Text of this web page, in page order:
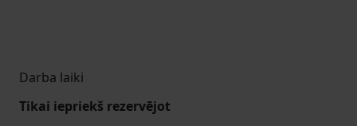
Darba laiki
Tikai iepriekš rezervējot